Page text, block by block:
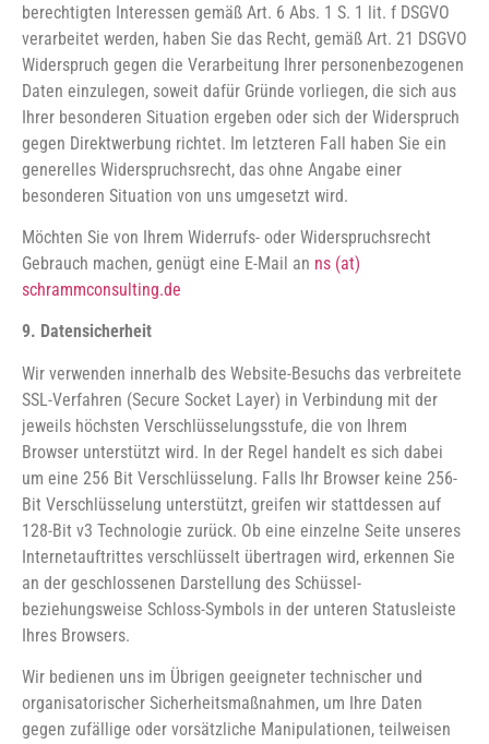
berechtigten Interessen gemäß Art. 6 Abs. 1 S. 1 lit. f DSGVO
verarbeitet werden, haben Sie das Recht, gemäß Art. 21 DSGVO
Widerspruch gegen die Verarbeitung Ihrer personenbezogenen
Daten einzulegen, soweit dafür Gründe vorliegen, die sich aus
Ihrer besonderen Situation ergeben oder sich der Widerspruch
gegen Direktwerbung richtet. Im letzteren Fall haben Sie ein
generelles Widerspruchsrecht, das ohne Angabe einer
besonderen Situation von uns umgesetzt wird.
Möchten Sie von Ihrem Widerrufs- oder Widerspruchsrecht
Gebrauch machen, genügt eine E-Mail an ns (at)
schrammconsulting.de
9. Datensicherheit
Wir verwenden innerhalb des Website-Besuchs das verbreitete
SSL-Verfahren (Secure Socket Layer) in Verbindung mit der
jeweils höchsten Verschlüsselungsstufe, die von Ihrem
Browser unterstützt wird. In der Regel handelt es sich dabei
um eine 256 Bit Verschlüsselung. Falls Ihr Browser keine 256-
Bit Verschlüsselung unterstützt, greifen wir stattdessen auf
128-Bit v3 Technologie zurück. Ob eine einzelne Seite unseres
Internetauftrittes verschlüsselt übertragen wird, erkennen Sie
an der geschlossenen Darstellung des Schüssel-
beziehungsweise Schloss-Symbols in der unteren Statusleiste
Ihres Browsers.
Wir bedienen uns im Übrigen geeigneter technischer und
organisatorischer Sicherheitsmaßnahmen, um Ihre Daten
gegen zufällige oder vorsätzliche Manipulationen, teilweisen